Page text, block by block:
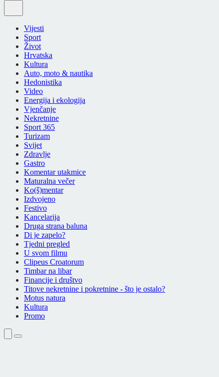
Vijesti
Sport
Život
Hrvatska
Kultura
Auto, moto & nautika
Hedonistika
Video
Energija i ekologija
Vjenčanje
Nekretnine
Sport 365
Turizam
Svijet
Zdravlje
Gastro
Komentar utakmice
Maturalna večer
Ko(š)mentar
Izdvojeno
Festivo
Kancelarija
Druga strana baluna
Di je zapelo?
Tjedni pregled
U svom filmu
Clipeus Croatorum
Timbar na libar
Financije i društvo
Titove nekretnine i pokretnine - što je ostalo?
Motus natura
Kultura
Promo